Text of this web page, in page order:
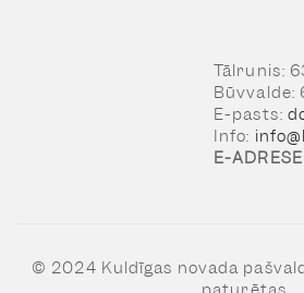
Tālrunis:
Būvvalde:
E-pasts:
Info:
E-ADRESE
© 2024 Kuldīgas novada